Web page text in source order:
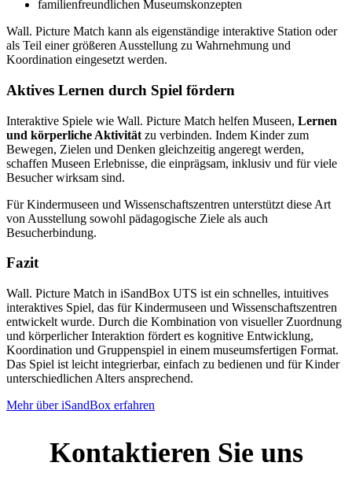
familienfreundlichen Museumskonzepten
Wall. Picture Match kann als eigenständige interaktive Station oder
als Teil einer größeren Ausstellung zu Wahrnehmung und
Koordination eingesetzt werden.
Aktives Lernen durch Spiel fördern
Interaktive Spiele wie Wall. Picture Match helfen Museen, Lernen
und körperliche Aktivität zu verbinden. Indem Kinder zum
Bewegen, Zielen und Denken gleichzeitig angeregt werden,
schaffen Museen Erlebnisse, die einprägsam, inklusiv und für viele
Besucher wirksam sind.
Für Kindermuseen und Wissenschaftszentren unterstützt diese Art
von Ausstellung sowohl pädagogische Ziele als auch
Besucherbindung.
Fazit
Wall. Picture Match in iSandBox UTS ist ein schnelles, intuitives
interaktives Spiel, das für Kindermuseen und Wissenschaftszentren
entwickelt wurde. Durch die Kombination von visueller Zuordnung
und körperlicher Interaktion fördert es kognitive Entwicklung,
Koordination und Gruppenspiel in einem museumsfertigen Format.
Das Spiel ist leicht integrierbar, einfach zu bedienen und für Kinder
unterschiedlichen Alters ansprechend.
Mehr über iSandBox erfahren
Kontaktieren Sie uns